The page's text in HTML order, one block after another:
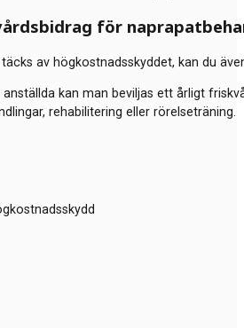
för
av högkostnadsskyddet, kan du
kan man beviljas ett årligt
rehabilitering eller rörelseträning.